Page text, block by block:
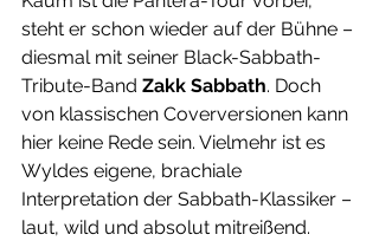
steht er schon wieder auf der Bühne –
diesmal mit seiner Black-Sabbath-
Tribute-Band Zakk Sabbath. Doch
von klassischen Coverversionen kann
hier keine Rede sein. Vielmehr ist es
Wyldes eigene, brachiale
Interpretation der Sabbath-Klassiker –
laut, wild und absolut mitreißend.